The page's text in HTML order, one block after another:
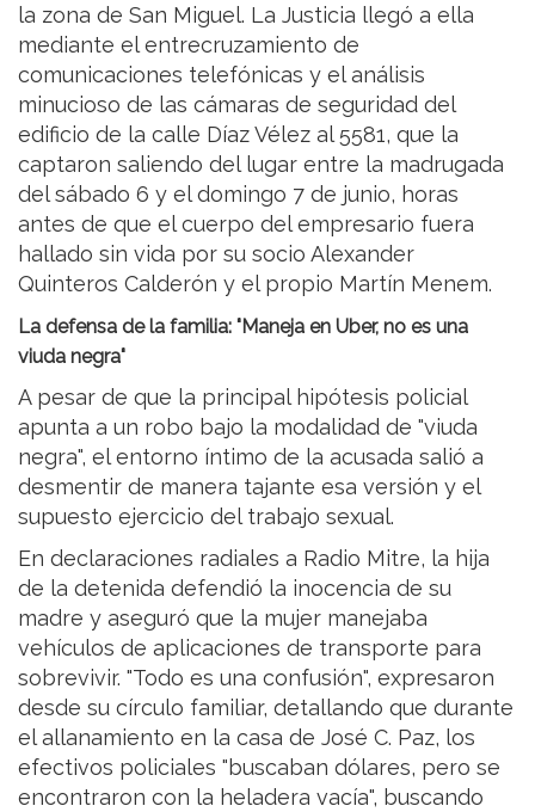
la zona de San Miguel. La Justicia llegó a ella
mediante el entrecruzamiento de
comunicaciones telefónicas y el análisis
minucioso de las cámaras de seguridad del
edificio de la calle Díaz Vélez al 5581, que la
captaron saliendo del lugar entre la madrugada
del sábado 6 y el domingo 7 de junio, horas
antes de que el cuerpo del empresario fuera
hallado sin vida por su socio Alexander
Quinteros Calderón y el propio Martín Menem.
La defensa de la familia: "Maneja en Uber, no es una
viuda negra"
A pesar de que la principal hipótesis policial
apunta a un robo bajo la modalidad de "viuda
negra", el entorno íntimo de la acusada salió a
desmentir de manera tajante esa versión y el
supuesto ejercicio del trabajo sexual.
En declaraciones radiales a Radio Mitre, la hija
de la detenida defendió la inocencia de su
madre y aseguró que la mujer manejaba
vehículos de aplicaciones de transporte para
sobrevivir. "Todo es una confusión", expresaron
desde su círculo familiar, detallando que durante
el allanamiento en la casa de José C. Paz, los
efectivos policiales "buscaban dólares, pero se
encontraron con la heladera vacía", buscando